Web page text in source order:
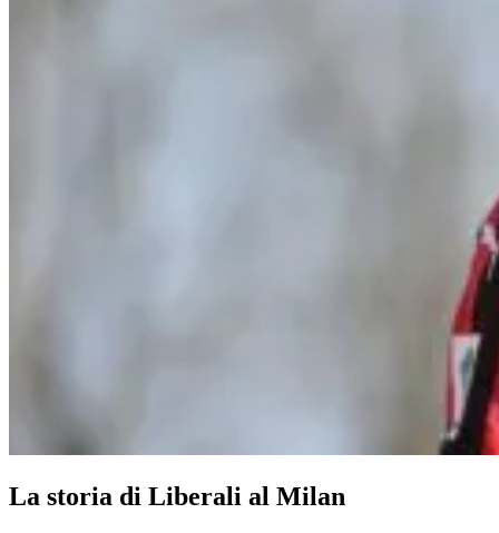
La storia di Liberali al Milan